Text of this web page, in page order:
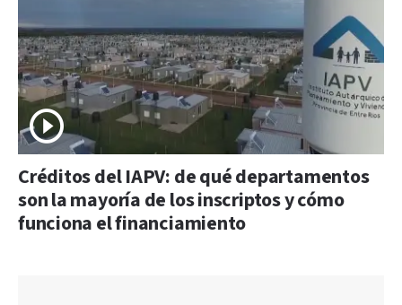
Créditos del IAPV: de qué departamentos
son la mayoría de los inscriptos y cómo
funciona el financiamiento